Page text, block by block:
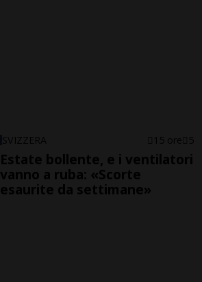
SVIZZERA 15 ore 5
Estate bollente, e i ventilatori
vanno a ruba: «Scorte
esaurite da settimane»